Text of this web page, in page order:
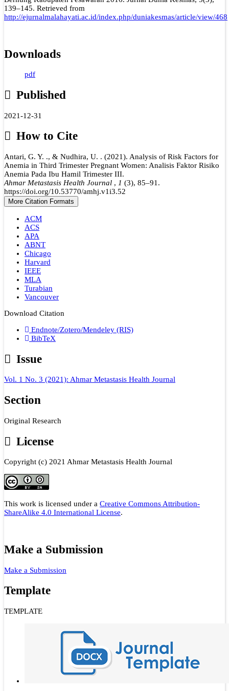
139–145. Retrieved from
http://ejurnalmalahayati.ac.id/index.php/duniakesmas/article/view/468
Downloads
pdf
Published
2021-12-31
How to Cite
Antari, G. Y. ., & Nudhira, U. . (2021). Analysis of Risk Factors for
Anemia in Third Trimester Pregnant Women: Analisis Faktor Risiko
Anemia Pada Ibu Hamil Trimester III.
Ahmar Metastasis Health Journal , 1 (3), 85–91.
https://doi.org/10.53770/amhj.v1i3.52
More Citation Formats
ACM
ACS
APA
ABNT
Chicago
Harvard
IEEE
MLA
Turabian
Vancouver
Download Citation
Endnote/Zotero/Mendeley (RIS)
BibTeX
Issue
Vol. 1 No. 3 (2021): Ahmar Metastasis Health Journal
Section
Original Research
License
Copyright (c) 2021 Ahmar Metastasis Health Journal
This work is licensed under a Creative Commons Attribution-
ShareAlike 4.0 International License.
Make a Submission
Make a Submission
Template
TEMPLATE